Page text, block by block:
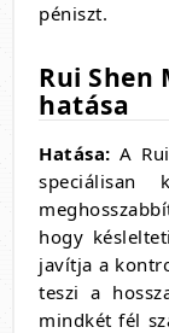
péniszt.
Rui Shen
hatása
Hatása: A
speciálisan
hogy
javítja a
teszi a
mindkét fél